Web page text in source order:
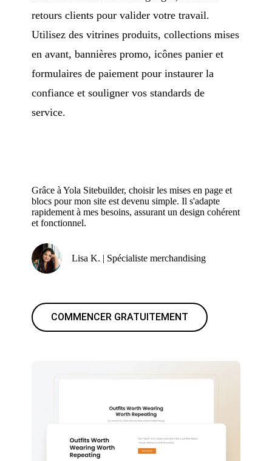
retours clients pour valider votre travail.
Utilisez des vitrines produits, collections mises
en avant, bannières promo, icônes panier et
formulaires de paiement pour instaurer la
confiance et souligner vos standards de
service.
Grâce à Yola Sitebuilder, choisir les mises en page et
blocs pour mon site est devenu simple. Il s'adapte
rapidement à mes besoins, assurant un design cohérent
et fonctionnel.
Lisa K. | Spécialiste merchandising
COMMENCER GRATUITEMENT